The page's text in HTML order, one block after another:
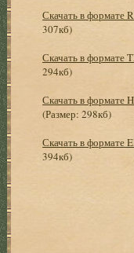
Скачать в формате
307кб)
Скачать в формате
294кб)
Скачать в формате
(Размер: 298кб)
Скачать в формате
394кб)